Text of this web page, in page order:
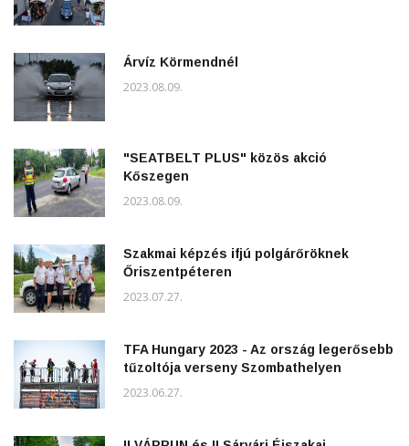
Árvíz Körmendnél
2023.08.09.
"SEATBELT PLUS" közös akció
Kőszegen
2023.08.09.
Szakmai képzés ifjú polgárőröknek
Őriszentpéteren
2023.07.27.
TFA Hungary 2023 - Az ország legerősebb
tűzoltója verseny Szombathelyen
2023.06.27.